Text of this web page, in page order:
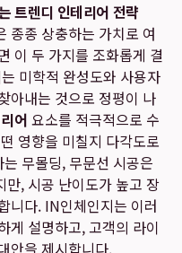
트렌디 인테리어 전략
종종 상충하는 가치로 여
이 두 가지를 조화롭게 결
는 미학적 완성도와 사용자
아내는 것으로 정평이 나
어 요소를 적극적으로 수
영향을 미칠지 다각도로
무몰딩, 무문선 시공은
만, 시공 난이도가 높고 장
니다. IN인체인지는 이러
게 설명하고, 고객의 라이
안을 제시합니다.